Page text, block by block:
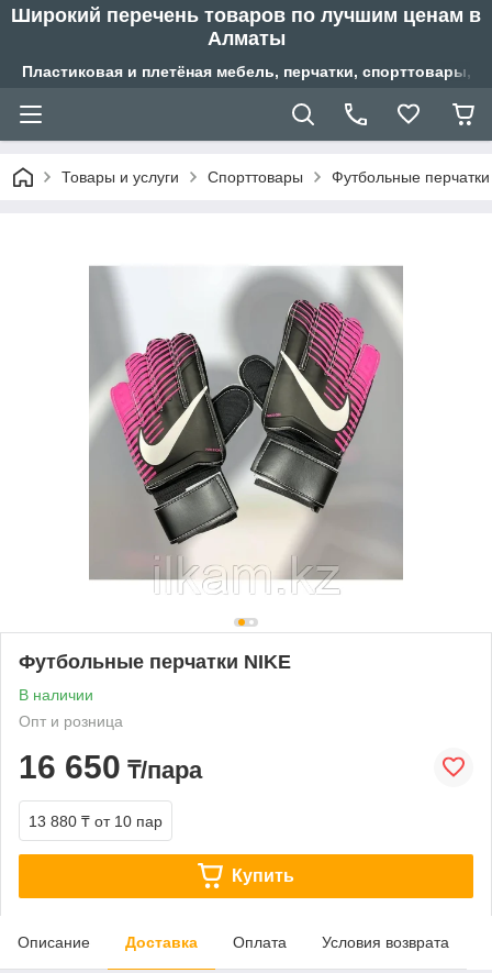
Широкий перечень товаров по лучшим ценам в
Алматы
Пластиковая и плетёная мебель, перчатки,
Товары и услуги Спорттовары Футбольные
Футбольные перчатки NIKE
В наличии
Опт и розница
16 650 ₸/пара
13 880 ₸ от 10 пар
Купить
Описание Доставка Оплата Условия возврата